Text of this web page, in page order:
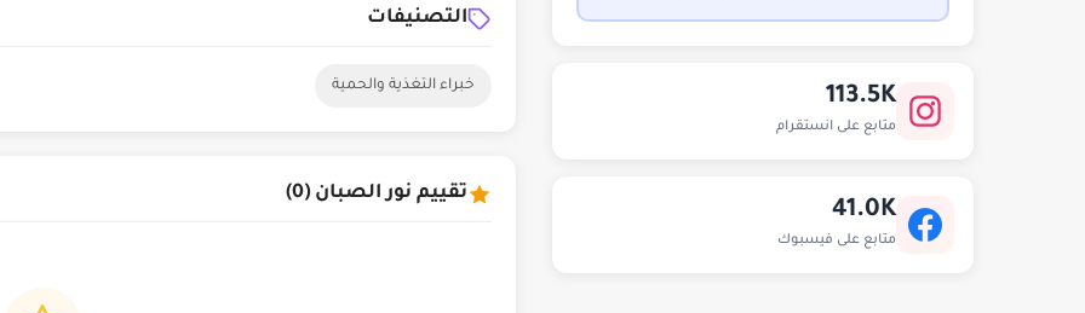
113.5K
متابع على انستقرام
41.0K
متابع على فيسبوك
التصنيفات
خبراء التغذية والحمية
تقييم نور الصبان (0)